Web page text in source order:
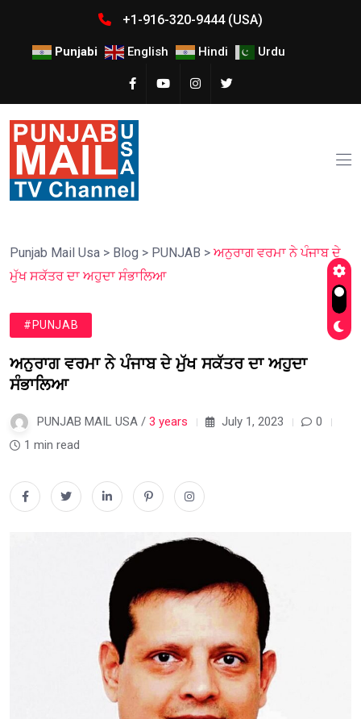
+1-916-320-9444 (USA)
Punjabi English Hindi Urdu
Punjab Mail Usa > Blog > PUNJAB > ਅਨੁਰਾਗ ਵਰਮਾ ਨੇ ਪੰਜਾਬ ਦੇ
ਮੁੱਖ ਸਕੱਤਰ ਦਾ ਅਹੁਦਾ ਸੰਭਾਲਿਆ
#PUNJAB
ਅਨੁਰਾਗ ਵਰਮਾ ਨੇ ਪੰਜਾਬ ਦੇ ਮੁੱਖ ਸਕੱਤਰ ਦਾ ਅਹੁਦਾ
ਸੰਭਾਲਿਆ
PUNJAB MAIL USA / 3 years July 1, 2023
0
1 min read